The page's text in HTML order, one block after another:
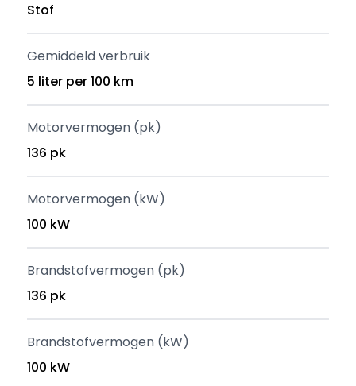
Stof
Gemiddeld verbruik
5 liter per 100 km
Motorvermogen (pk)
136 pk
Motorvermogen (kW)
100 kW
Brandstofvermogen (pk)
136 pk
Brandstofvermogen (kW)
100 kW